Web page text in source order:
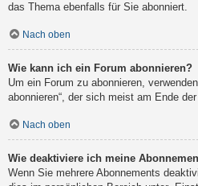
das Thema ebenfalls für Sie abonniert.
Nach oben
Wie kann ich ein Forum abonnieren?
Um ein Forum zu abonnieren,
abonnieren“, der sich meist am Ende
Nach oben
Wie deaktiviere ich meine
Wenn Sie mehrere Abonnements